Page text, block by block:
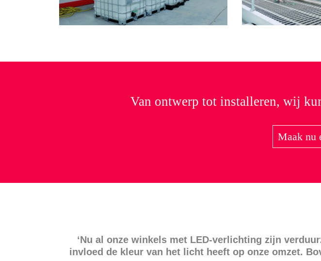
Van ontwerp tot installeren, wij
Maak nu
‘Nu al onze winkels met LED-verlichting zijn
invloed de kleur van het licht heeft op onze omzet.